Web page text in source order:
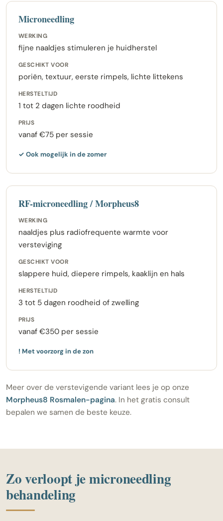
Microneedling
WERKING
fijne naaldjes stimuleren je huidherstel
GESCHIKT VOOR
poriën, textuur, eerste rimpels, lichte littekens
HERSTELTIJD
1 tot 2 dagen lichte roodheid
PRIJS
vanaf €75 per sessie
✓ Ook mogelijk in de zomer
RF-microneedling / Morpheus8
WERKING
naaldjes plus radiofrequente warmte voor
versteviging
GESCHIKT VOOR
slappere huid, diepere rimpels, kaaklijn en hals
HERSTELTIJD
3 tot 5 dagen roodheid of zwelling
PRIJS
vanaf €350 per sessie
! Met voorzorg in de zon
Meer over de verstevigende variant lees je op onze
Morpheus8 Rosmalen-pagina. In het gratis consult
bepalen we samen de beste keuze.
Zo verloopt je microneedling
behandeling